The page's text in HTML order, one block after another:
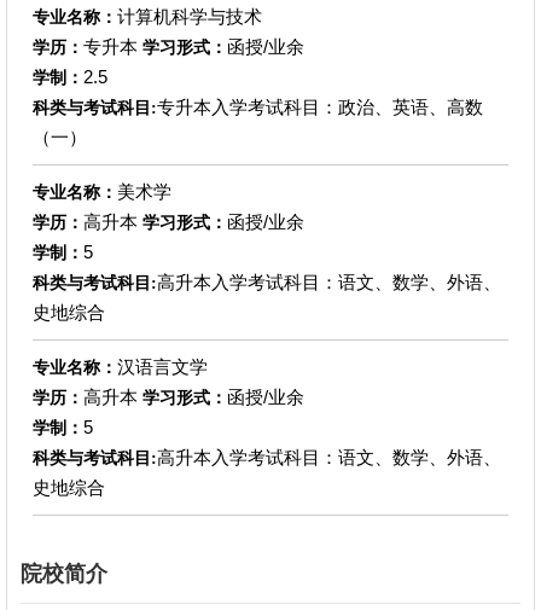
专业名称： 计算机科学与技术
学历： 专升本 学习形式： 函授/业余
学制： 2.5
科类与考试科目:专升本入学考试科目：政治、英语、高数
（一）
专业名称： 美术学
学历： 高升本 学习形式： 函授/业余
学制： 5
科类与考试科目:高升本入学考试科目：语文、数学、外语、
史地综合
专业名称： 汉语言文学
学历： 高升本 学习形式： 函授/业余
学制： 5
科类与考试科目:高升本入学考试科目：语文、数学、外语、
史地综合
院校简介